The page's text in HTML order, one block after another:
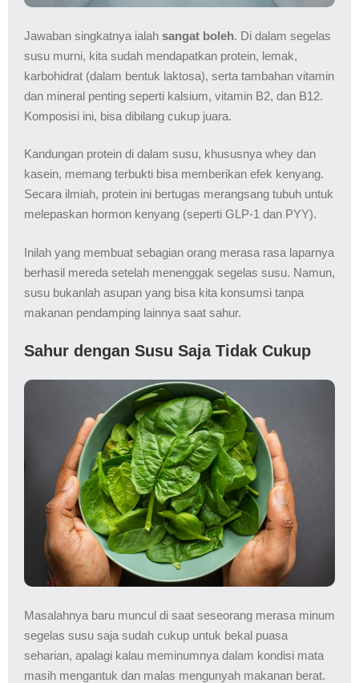
Jawaban singkatnya ialah sangat boleh. Di dalam segelas
susu murni, kita sudah mendapatkan protein, lemak,
karbohidrat (dalam bentuk laktosa), serta tambahan vitamin
dan mineral penting seperti kalsium, vitamin B2, dan B12.
Komposisi ini, bisa dibilang cukup juara.
Kandungan protein di dalam susu, khususnya whey dan
kasein, memang terbukti bisa memberikan efek kenyang.
Secara ilmiah, protein ini bertugas merangsang tubuh untuk
melepaskan hormon kenyang (seperti GLP-1 dan PYY).
Inilah yang membuat sebagian orang merasa rasa laparnya
berhasil mereda setelah menenggak segelas susu. Namun,
susu bukanlah asupan yang bisa kita konsumsi tanpa
makanan pendamping lainnya saat sahur.
Sahur dengan Susu Saja Tidak Cukup
Masalahnya baru muncul di saat seseorang merasa minum
segelas susu saja sudah cukup untuk bekal puasa
seharian, apalagi kalau meminumnya dalam kondisi mata
masih mengantuk dan malas mengunyah makanan berat.